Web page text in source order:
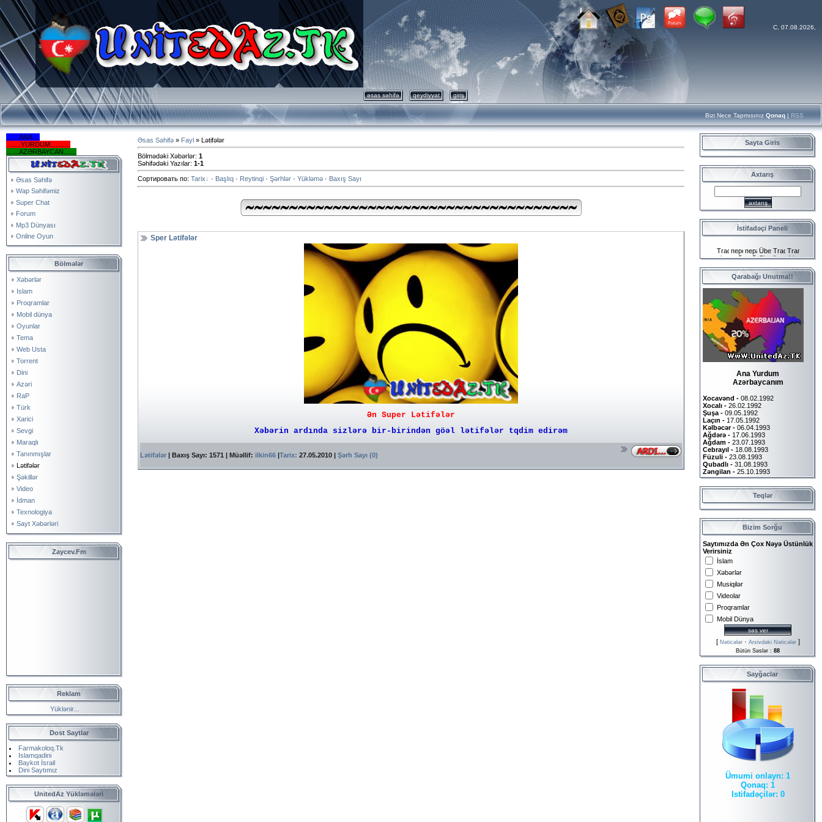
C, 07.08.2026,
əsas səhifə qeydiyyat giriş
Bizi Nece Tapmısınız Qonaq | RSS
.......ANA....
........YURDUM...........
.......AZƏRBAYCAN.......
Əsas Səhifə
Wap Səhifəmiz
Super Chat
Forum
Mp3 Dünyası
Online Oyun
Bölmələr
Xəbərlər
Islam
Proqramlar
Mobil dünya
Oyunlar
Tema
Web Usta
Torrent
Dini
Azəri
RaP
Türk
Xarici
Sevgi
Maraqlı
Tanınmışlar
Lətifələr
Şəkillər
Video
İdman
Texnologiya
Sayt Xəbərləri
Zaycev.Fm
Reklam
Yüklənir...
Dost Saytlar
Farmakoloq.Tk
Islamqadini
Baykot İsrail
Dini Saytımız
UnitedAz Yükləmələri
Əsas Səhifə » Fayl » Lətifələr
Bölmədəki Xəbərlər: 1
Səhifədəki Yazılar: 1-1
Сортировать по: Tarix · Başlıq · Reytinqi · Şərhlər · Yükləmə · Baxış Sayı
Sper Lətifələr
Ən Super Lətifələr
Xəbərin ardında sizlərə bir-birindən göəl lətifələr tqdim edirəm
Lətifələr | Baxış Sayı: 1571 | Müəllif: ilkin66 Tarix: 27.05.2010 Şərh Sayı (0)
Sayta Giris
Axtarış
İstifadəçi Paneli
Qarabağı Unutma!!
Ana Yurdum
Azərbaycanım
Xocavənd - 08.02.1992
Xocalı - 26.02.1992
Şuşa - 09.05.1992
Laçın - 17.05.1992
Kəlbəcər - 06.04.1993
Ağdərə - 17.06.1993
Ağdam - 23.07.1993
Cebrayıl - 18.08.1993
Füzuli - 23.08.1993
Qubadlı - 31.08.1993
Zəngilan - 25.10.1993
Teqlər
Bizim Sorğu
Saytımızda Ən Çox Nəyə Üstünlük
Verirsiniz
İslam
Xəbərlər
Musiqilər
Videolar
Proqramlar
Mobil Dünya
[ Nəticələr· Arxivdəki Nəticələr]
Bütün Səslər : 88
Sayğaclar
Ümumi onlayn: 1
Qonaq: 1
Istifadəçilər: 0